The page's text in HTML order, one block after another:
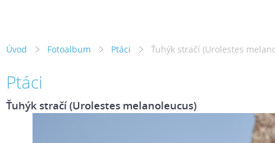
Úvod Fotoalbum Ptáci Ťuhýk stračí (Urolestes
Ptáci
Ťuhýk stračí (Urolestes melanoleucus)